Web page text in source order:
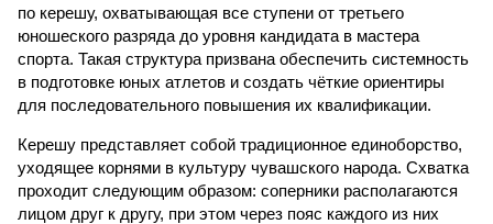
по керешу, охватывающая все ступени от третьего
юношеского разряда до уровня кандидата в мастера
спорта. Такая структура призвана обеспечить системность
в подготовке юных атлетов и создать чёткие ориентиры
для последовательного повышения их квалификации.
Керешу представляет собой традиционное единоборство,
уходящее корнями в культуру чувашского народа. Схватка
проходит следующим образом: соперники располагаются
лицом друг к другу, при этом через пояс каждого из них